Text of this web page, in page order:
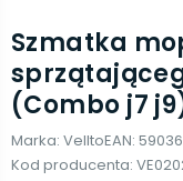
Szmatka
(Combo j7
Marka: VelltoEAN:
Kod producenta: